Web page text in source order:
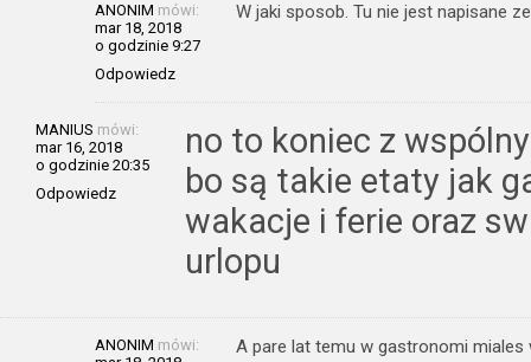
ANONIM mówi:
mar 18, 2018
o godzinie 9:27
Odpowiedz
W jaki sposob. Tu nie jest napisane
MANIUS mówi:
mar 16, 2018
o godzinie 20:35
Odpowiedz
no to koniec z
bo są takie etaty jak
wakacje i ferie oraz
urlopu
ANONIM mówi:
A pare lat temu w gastronomi miales